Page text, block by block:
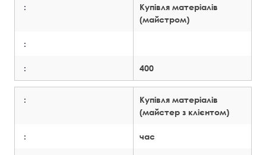
:
Купівля матеріалів
(майстром)
:
: 400
:
Купівля матеріалів
(майстер з клієнтом)
: час